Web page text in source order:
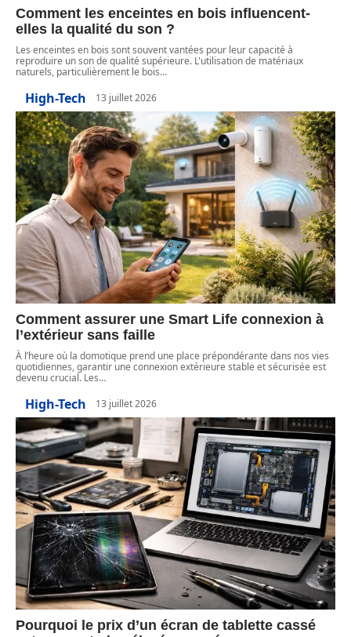
Comment les enceintes en bois influencent-
elles la qualité du son ?
Les enceintes en bois sont souvent vantées pour leur capacité à
reproduire un son de qualité supérieure. L'utilisation de matériaux
naturels, particulièrement le bois…
High-Tech 13 juillet 2026
Comment assurer une Smart Life connexion à
l’extérieur sans faille
À l’heure où la domotique prend une place prépondérante dans nos vies
quotidiennes, garantir une connexion extérieure stable et sécurisée est
devenu crucial. Les…
High-Tech 13 juillet 2026
Pourquoi le prix d’un écran de tablette cassé